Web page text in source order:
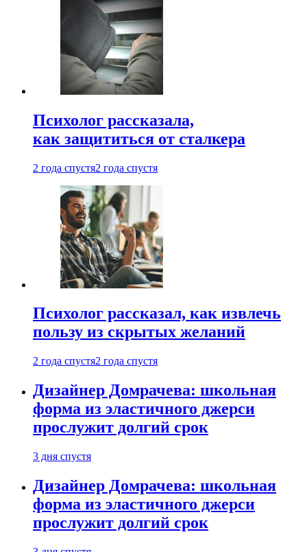
Психолог рассказала,
как защититься от сталкера
2 года спустя2 года спустя
Психолог рассказал, как извлечь
пользу из скрытых желаний
2 года спустя2 года спустя
Дизайнер Домрачева: школьная
форма из эластичного джерси
прослужит долгий срок
3 дня спустя
Дизайнер Домрачева: школьная
форма из эластичного джерси
прослужит долгий срок